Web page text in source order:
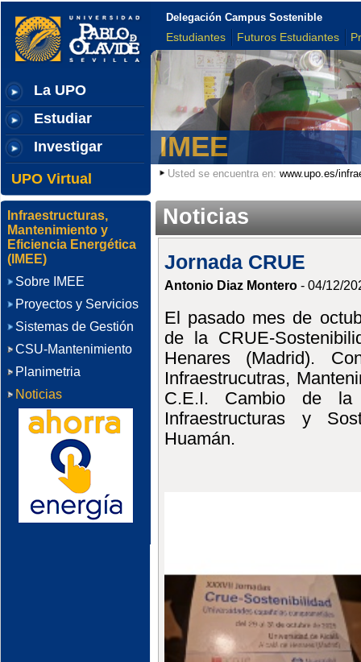
La UPO
Estudiar
Investigar
UPO Virtual
Delegación Campus Sostenible
Estudiantes Futuros Estudiantes
IMEE
Usted se encuentra en: www.upo.es/
Noticias
Jornada CRUE
Antonio Diaz Montero- 04/12/
El pasado mes de
de la CRUE-
Henares (Madrid).
Infraestrucutras,
C.E.I. Cambio de
Infraestructuras y
Huamán.
Infraestructuras,
Mantenimiento y
Eficiencia Energética
(IMEE)
Sobre IMEE
Proyectos y Servicios
Sistemas de Gestión
CSU-Mantenimiento
Planimetria
Noticias